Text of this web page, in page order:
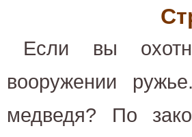
Если вы
вооружении
медведя? По